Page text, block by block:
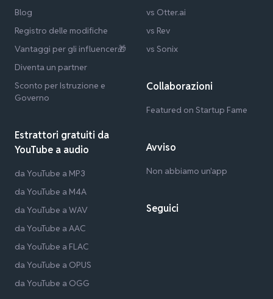
Blog
Registro delle modifiche
Vantaggi per gli influencer🎁
Diventa un partner
Sconto per Istruzione e
Governo
Estrattori gratuiti da
YouTube a audio
da YouTube a MP3
da YouTube a M4A
da YouTube a WAV
da YouTube a AAC
da YouTube a FLAC
da YouTube a OPUS
da YouTube a OGG
vs Otter.ai
vs Rev
vs Sonix
Collaborazioni
Featured on Startup Fame
Avviso
Non abbiamo un'app
Seguici